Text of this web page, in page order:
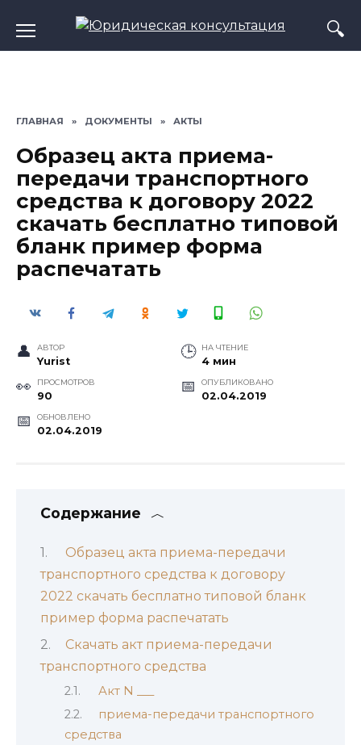
содержанию
ГЛАВНАЯ » ДОКУМЕНТЫ » АКТЫ
Образец акта приема-
передачи транспортного
средства к договору 2022
скачать бесплатно типовой
бланк пример форма
распечатать
АВТОР
Yurist
НА ЧТЕНИЕ
4 мин
ПРОСМОТРОВ
90
ОПУБЛИКОВАНО
02.04.2019
ОБНОВЛЕНО
02.04.2019
Содержание
Образец акта приема-передачи
транспортного средства к договору
2022 скачать бесплатно типовой бланк
пример форма распечатать
Скачать акт приема-передачи
транспортного средства
Акт N ___
приема-передачи транспортного
средства